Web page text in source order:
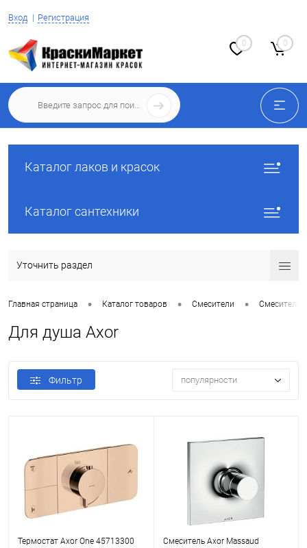
Вход Регистрация
0 0
Каталог лаков и красок
Каталог сантехники
Уточнить раздел
Главная страница • Каталог товаров • Смесители • Смесители
Для душа Axor
Фильтр популярности
Термостат Axor One 45713300
Смеситель Axor Massaud